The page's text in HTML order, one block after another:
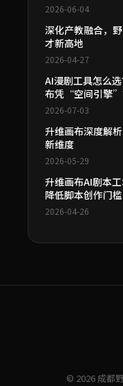
2026-06-04
深化产教融合，
才新高地
2026-04-27
AI漫剧工具怎么
布凭“空间引擎”
2026-07-03
升维画布深度解
新维度
2026-05-29
升维画布AI剧本
降低脚本创作门槛
2026-04-26
© 2026 成都